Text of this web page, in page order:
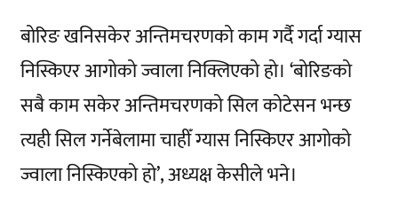
बोरिङ खनिसकेर अन्तिमचरणको काम गर्दै गर्दा ग्यास
निस्किएर आगोको ज्वाला निक्लिएको हो। ‘बोरिङको
सबै काम सकेर अन्तिमचरणको सिल कोटेसन भन्छ
त्यही सिल गर्नेबेलामा चाहीँ ग्यास निस्किएर आगोको
ज्वाला निस्किएको हो’, अध्यक्ष केसीले भने।